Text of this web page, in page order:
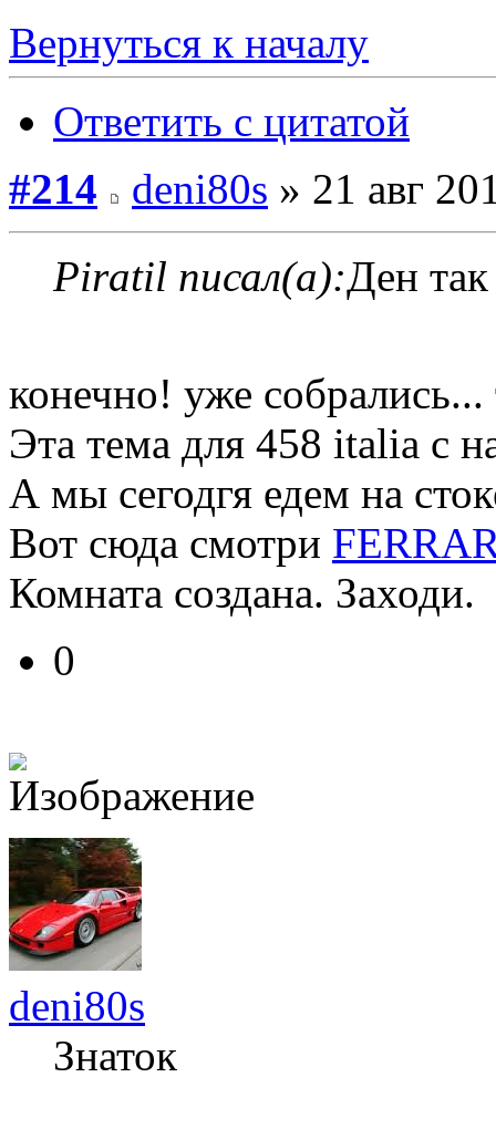
Вернуться к началу
Ответить с цитатой
#214
deni80s » 21 авг
Piratil писал(а):Ден так
конечно! уже
Эта тема для 458 italia с
А мы сегодгя едем на
Вот сюда смотри
Комната создана. Заходи.
0
deni80s
Знаток